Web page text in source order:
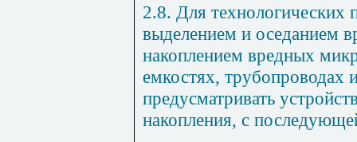
2.8. Для технологических
выделением и оседанием
накоплением вредных
емкостях, трубопроводах
предусматривать
накопления, с